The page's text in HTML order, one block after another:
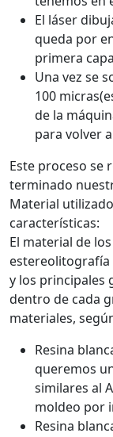
El láser
queda por
primera
Una vez se
100
de la
para volver
Este proceso se
terminado
Material
características:
El material de
estereolitografía
y los principales
dentro de cada
materiales,
Resina
queremos
similares al
moldeo por
Resina